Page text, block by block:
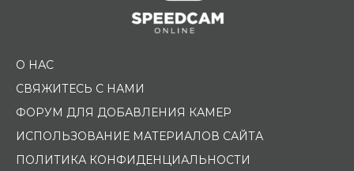
О НАС
СВЯЖИТЕСЬ С НАМИ
ФОРУМ ДЛЯ ДОБАВЛЕНИЯ КАМЕР
ИСПОЛЬЗОВАНИЕ МАТЕРИАЛОВ САЙТА
ПОЛИТИКА КОНФИДЕНЦИАЛЬНОСТИ